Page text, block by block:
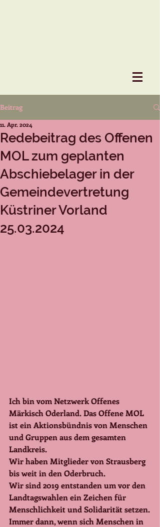
Beitrag
Redebeitrag des Offenen
MOL zum geplanten
Abschiebelager in der
Gemeindevertretung
Küstriner Vorland
25.03.2024
11. Apr. 2024
Ich bin vom Netzwerk Offenes
Märkisch Oderland. Das Offene MOL
ist ein Aktionsbündnis von Menschen
und Gruppen aus dem gesamten
Landkreis.
Wir haben Mitglieder von Strausberg
bis weit in den Oderbruch.
Wir sind 2019 entstanden um vor den
Landtagswahlen ein Zeichen für
Menschlichkeit und Solidarität setzen.
Immer dann, wenn sich Menschen in